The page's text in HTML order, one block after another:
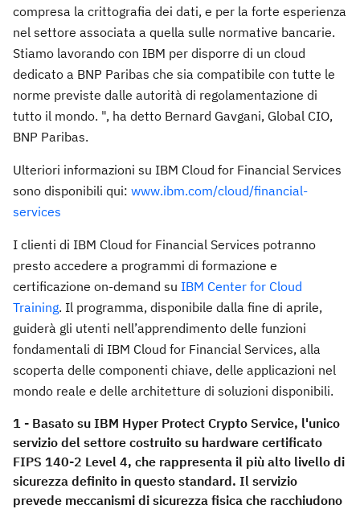
compresa la crittografia dei dati, e per la forte esperienza
nel settore associata a quella sulle normative bancarie.
Stiamo lavorando con IBM per disporre di un cloud
dedicato a BNP Paribas che sia compatibile con tutte le
norme previste dalle autorità di regolamentazione di
tutto il mondo. ", ha detto Bernard Gavgani, Global CIO,
BNP Paribas.
Ulteriori informazioni su IBM Cloud for Financial Services
sono disponibili qui: www.ibm.com/cloud/financial-
services
I clienti di IBM Cloud for Financial Services potranno
presto accedere a programmi di formazione e
certificazione on-demand su IBM Center for Cloud
Training. Il programma, disponibile dalla fine di aprile,
guiderà gli utenti nell’apprendimento delle funzioni
fondamentali di IBM Cloud for Financial Services, alla
scoperta delle componenti chiave, delle applicazioni nel
mondo reale e delle architetture di soluzioni disponibili.
1 - Basato su IBM Hyper Protect Crypto Service, l'unico
servizio del settore costruito su hardware certificato
FIPS 140-2 Level 4, che rappresenta il più alto livello di
sicurezza definito in questo standard. Il servizio
prevede meccanismi di sicurezza fisica che racchiudono